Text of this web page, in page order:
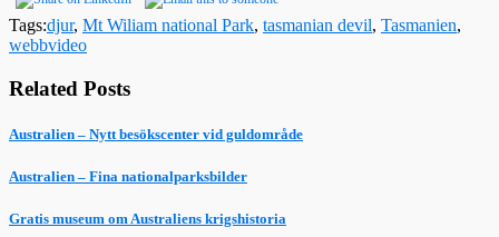
Tags:djur, Mt Wiliam national Park, tasmanian devil, Tasmanien,
webbvideo
Related Posts
Australien – Nytt besökscenter vid guldområde
Australien – Fina nationalparksbilder
Gratis museum om Australiens krigshistoria